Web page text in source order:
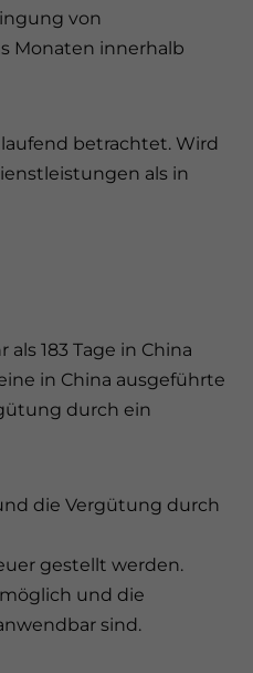
von
Monaten innerhalb
betrachtet. Wird
als in
183 Tage in China
in China ausgeführte
durch ein
die Vergütung durch
gestellt werden.
und die
sind.